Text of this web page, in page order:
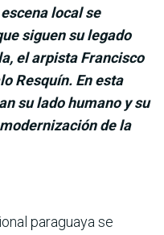
local se
siguen su legado
el arpista Francisco
Resquín. En esta
su lado humano y su
de la
paraguaya se